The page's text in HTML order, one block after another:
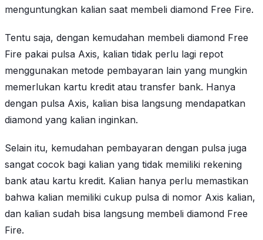
menguntungkan kalian saat membeli diamond Free Fire.
Tentu saja, dengan kemudahan membeli diamond Free
Fire pakai pulsa Axis, kalian tidak perlu lagi repot
menggunakan metode pembayaran lain yang mungkin
memerlukan kartu kredit atau transfer bank. Hanya
dengan pulsa Axis, kalian bisa langsung mendapatkan
diamond yang kalian inginkan.
Selain itu, kemudahan pembayaran dengan pulsa juga
sangat cocok bagi kalian yang tidak memiliki rekening
bank atau kartu kredit. Kalian hanya perlu memastikan
bahwa kalian memiliki cukup pulsa di nomor Axis kalian,
dan kalian sudah bisa langsung membeli diamond Free
Fire.